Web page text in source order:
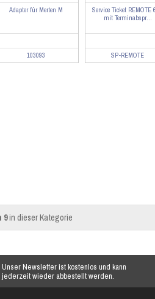
Adapter für Merten M
103093
Service Ticket REMOTE
mit Terminabspr...
SP-REMOTE
9in dieser Kategorie
Unser Newsletter ist kostenlos und kann
jederzeit wieder abbestellt werden.